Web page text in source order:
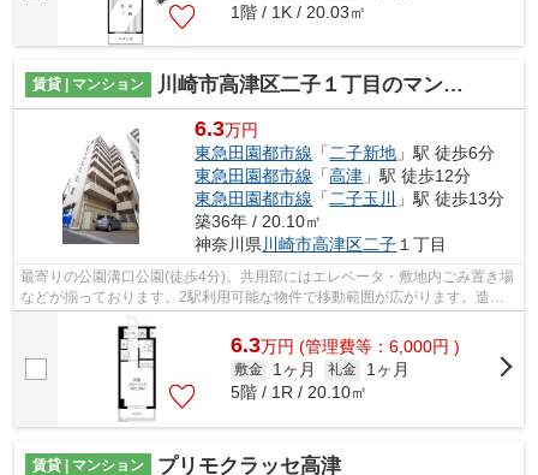
1階 / 1K / 20.03㎡
賃貸 | マンション 川崎市高津区二子１丁目のマンション
6.3万円
東急田園都市線 「 二子新地 」駅 徒歩6分
東急田園都市線 「高津 」駅 徒歩12分
東急田園都市線 「 二子玉川
」駅 徒歩13分
築36年 / 20.10㎡
神奈川県 川崎市高津区二子 １丁目
最寄りの公園溝口公園(徒歩4分)。共用部にはエレベータ・敷地内ごみ置き場
などが揃っております。2駅利用可能な物件で移動範囲が広がります。造り
とデザインに関して、自信をもって情...
6.3万円 (管理費等：6,000円 )
敷金 1ヶ月 礼金
1ヶ月
5階 / 1R / 20.10㎡
賃貸 | マンション プリモクラッセ高津